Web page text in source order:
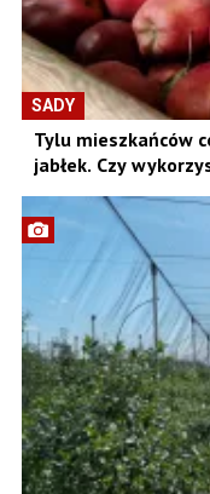
SADY
Tylu mieszkańców
jabłek. Czy